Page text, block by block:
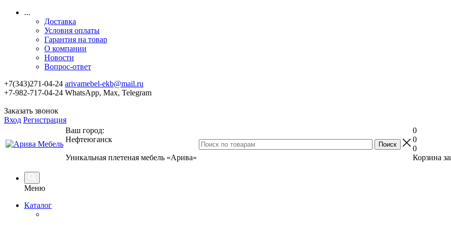
...
Доставка
Условия оплаты
Гарантия на товар
О компании
Новости
Вопрос-ответ
+7(343)271-04-24 arivamebel-ekb@mail.ru
+7-982-717-04-24 WhatsApp, Max, Telegram
Заказать звонок
Вход Регистрация
Ваш город:
Нефтеюганск
Уникальная плетеная мебель «Арива»
0
0
0
Корзина
Меню
Каталог